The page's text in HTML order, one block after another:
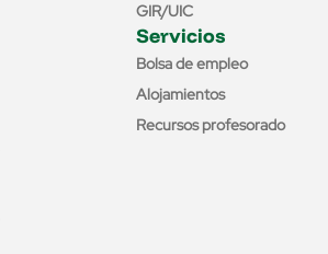
GIR/UIC
Servicios
Bolsa de empleo
Alojamientos
Recursos profesorado